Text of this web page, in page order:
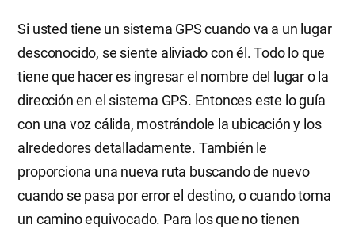
Si usted tiene un sistema GPS cuando va a un lugar
desconocido, se siente aliviado con él. Todo lo que
tiene que hacer es ingresar el nombre del lugar o la
dirección en el sistema GPS. Entonces este lo guía
con una voz cálida, mostrándole la ubicación y los
alrededores detalladamente. También le
proporciona una nueva ruta buscando de nuevo
cuando se pasa por error el destino, o cuando toma
un camino equivocado. Para los que no tienen